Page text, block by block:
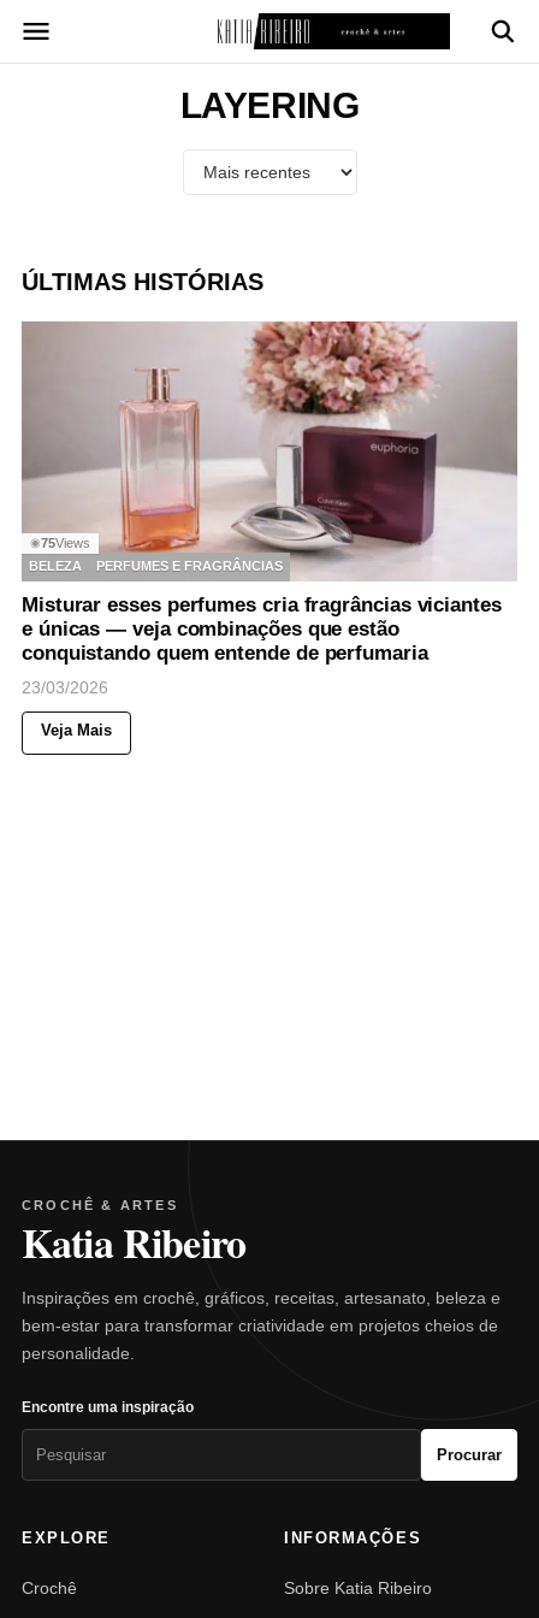
para
LAYERING
ÚLTIMAS HISTÓRIAS
◉75Views
BELEZA
PERFUMES E FRAGRÂNCIAS
Misturar esses perfumes cria fragrâncias viciantes
e únicas — veja combinações que estão
conquistando quem entende de perfumaria
23/03/2026
Veja Mais
CROCHÊ & ARTES
Katia Ribeiro
Inspirações em crochê, gráficos, receitas, artesanato, beleza e
bem-estar para transformar criatividade em projetos cheios de
personalidade.
Encontre uma inspiração
Procurar
EXPLORE
Crochê
INFORMAÇÕES
Sobre Katia Ribeiro